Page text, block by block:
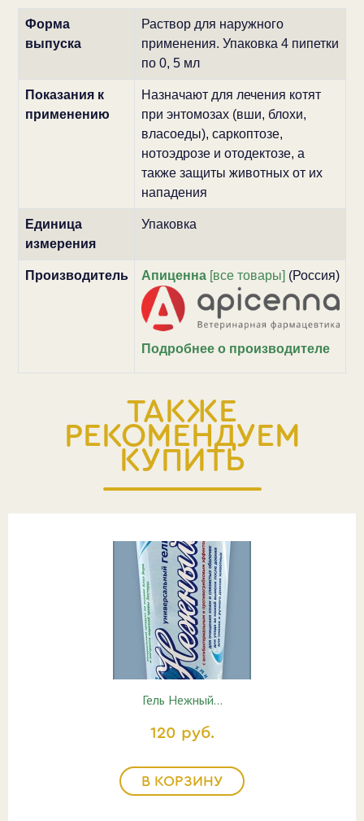
Форма
выпуска
Раствор для наружного
применения. Упаковка 4 пипетки
по 0, 5 мл
Показания к
применению
Назначают для лечения котят
при энтомозах (вши, блохи,
власоеды), саркоптозе,
нотоэдрозе и отодектозе, а
также защиты животных от их
нападения
Единица
измерения
Упаковка
Производитель Апиценна[все товары] (Россия)
Подробнее о производителе
ТАКЖЕ
РЕКОМЕНДУЕМ
КУПИТЬ
Гель Нежный…
120 руб.
В КОРЗИНУ